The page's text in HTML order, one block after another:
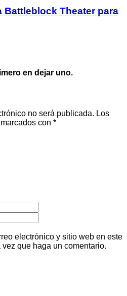
Battleblock Theater para
en dejar uno.
no será publicada. Los
con *
electrónico y sitio web en este
que haga un comentario.